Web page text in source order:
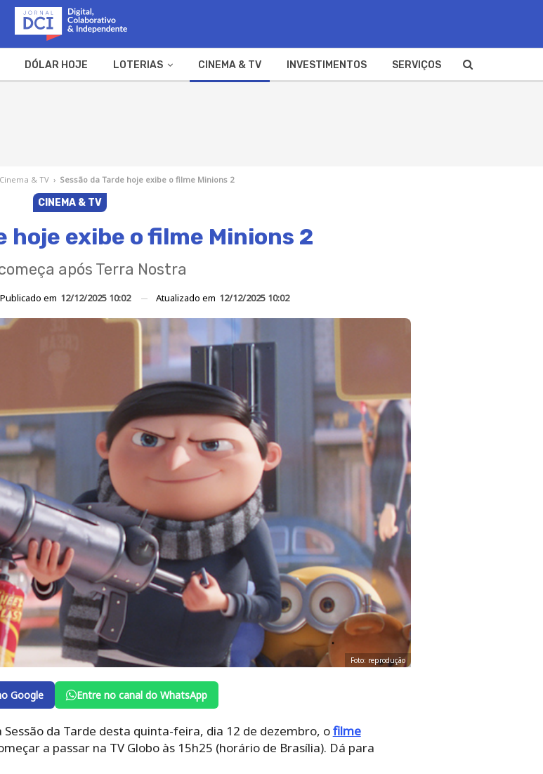
DÓLAR HOJE LOTERIAS CINEMA & TV INVESTIMENTOS SERVIÇOS
Cinema & TV › Sessão da Tarde hoje exibe o filme Minions 2
CINEMA & TV
hoje exibe o filme Minions 2
após Terra Nostra
Publicado em 12/12/2025 10:02 Atualizado em 12/12/2025 10:02
Foto: reprodução
Google Entre no canal do WhatsApp
da Tarde desta quinta-feira, dia 12 de dezembro, ofilme
a passar na TV Globo às 15h25 (horário de Brasília). Dá para